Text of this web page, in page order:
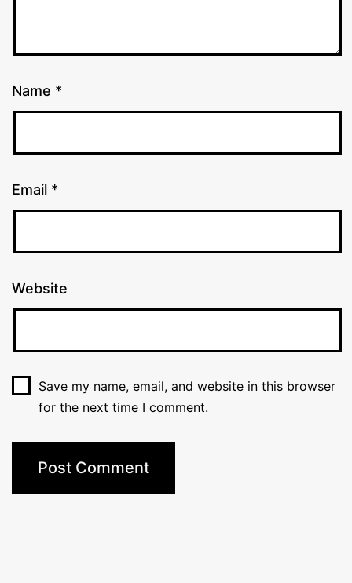
Name *
Email *
Website
Save my name, email, and website in this browser
for the next time I comment.